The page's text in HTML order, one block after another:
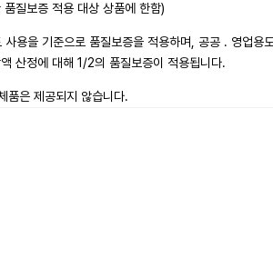
질보증 적용 대상 상품에 한함)
용을 기준으로 품질보증을 적용하며, 공공 . 영업용
산정에 대해 1/2의 품질보증이 적용됩니다.
은 제공되지 않습니다.